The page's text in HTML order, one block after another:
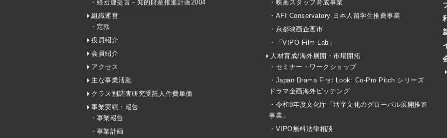
・経団連提言－知的財産推進計画2004
組織運営
・定款
役員紹介
会員紹介
アクセス
主な事業活動
クラス別調査研究受託人件費単価
事業実績・報告
・事業報告
・事業計画
・映画スタッフ育成事業
・AFI Conservatory 日本人留学生推薦事業
・京都映画企画市
・「VIPO Film Lab」
人材育成/海外展開・市場開拓
・セミナー・ワークショップ
・Japan Drama First Look: Co-Pro Pitch シリーズ
ドラマ企画海外ピッチング
・令和8年度文化庁「活字文化のグローバル展開推進
事業」
・VIPO無料法律相談